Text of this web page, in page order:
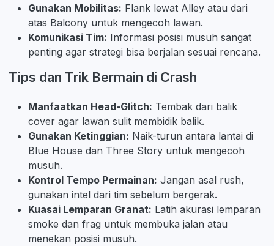
Gunakan Mobilitas: Flank lewat Alley atau dari
atas Balcony untuk mengecoh lawan.
Komunikasi Tim: Informasi posisi musuh sangat
penting agar strategi bisa berjalan sesuai rencana.
Tips dan Trik Bermain di Crash
Manfaatkan Head-Glitch: Tembak dari balik
cover agar lawan sulit membidik balik.
Gunakan Ketinggian: Naik-turun antara lantai di
Blue House dan Three Story untuk mengecoh
musuh.
Kontrol Tempo Permainan: Jangan asal rush,
gunakan intel dari tim sebelum bergerak.
Kuasai Lemparan Granat: Latih akurasi lemparan
smoke dan frag untuk membuka jalan atau
menekan posisi musuh.